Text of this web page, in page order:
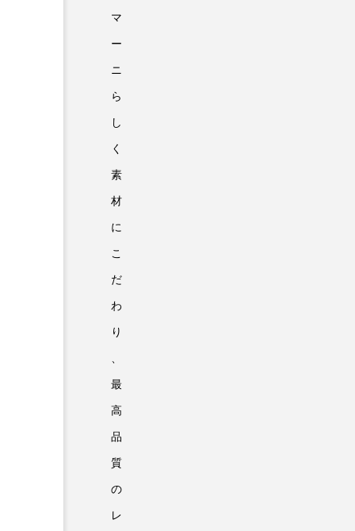
マ
ー
ニ
ら
し
く
素
材
に
こ
だ
わ
り
最
高
品
質
の
レ